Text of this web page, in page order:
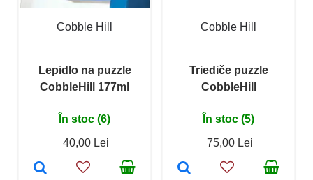
Cobble Hill
Lepidlo na puzzle
CobbleHill 177ml
În stoc (6)
40,00 Lei
Cobble Hill
Triediče puzzle
CobbleHill
În stoc (5)
75,00 Lei